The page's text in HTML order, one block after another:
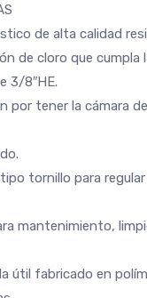
de alta calidad
de cloro que cumpla
3/8″HE.
por tener la cámara
tornillo para
mantenimiento,
útil fabricado en